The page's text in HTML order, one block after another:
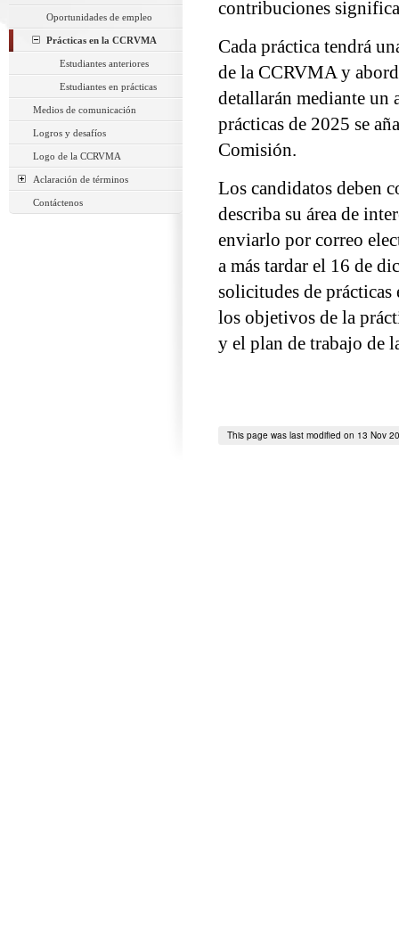
Oportunidades de empleo
Prácticas en la CCRVMA
Estudiantes anteriores
Estudiantes en prácticas
Medios de comunicación
Logros y desafíos
Logo de la CCRVMA
Aclaración de términos
Contáctenos
contribuciones
Cada práctica tendrá
de la CCRVMA y
detallarán mediante un
prácticas de 2025 se
Comisión.
Los candidatos deben
describa su área de
enviarlo por correo
a más tardar el 16 de
solicitudes de
los objetivos de la
y el plan de trabajo de
This page was last modified on 13 Nov